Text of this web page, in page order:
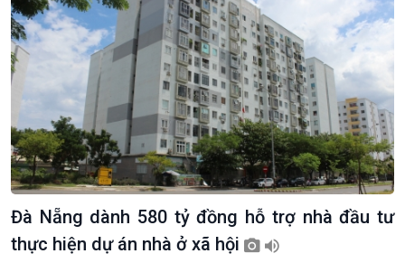
Thời sự 18h
Thời sự 21h30
Bản tin
Chuyên mục
Theo dòng Thời sự
Đà Nẵng dành 580 tỷ đồng hỗ trợ nhà đầu tư
thực hiện dự án nhà ở xã hội